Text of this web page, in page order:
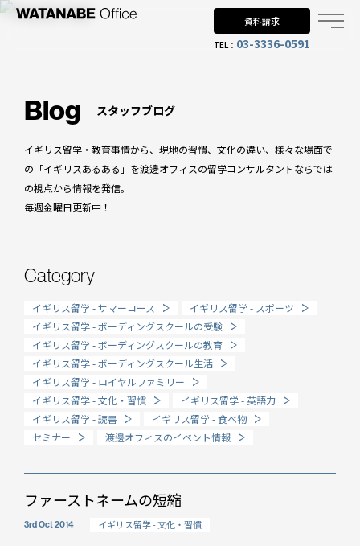
資料請求
TEL： 03-3336-0591
Why WO?
渡邊オフィスを選ぶ理由
When?
年齢で選ぶ留学
How long?
期間で選ぶ留学
Blog スタッフブログ
イギリス留学・教育事情から、現地の習慣、文化の違い、様々な場面で
の「イギリスあるある」を渡邊オフィスの留学コンサルタントならでは
の視点から情報を発信。
毎週金曜日更新中！
Category
イギリス留学 - サマーコース
イギリス留学 - スポーツ
イギリス留学 - ボーディングスクールの受験
イギリス留学 - ボーディングスクールの教育
イギリス留学 - ボーディングスクール生活
イギリス留学 - ロイヤルファミリー
イギリス留学 - 文化・習慣
イギリス留学 - 英語力
イギリス留学 - 読書
イギリス留学 - 食べ物
セミナー
渡邊オフィスのイベント情報
ファーストネームの短縮
3rd Oct 2014 イギリス留学 - 文化・習慣